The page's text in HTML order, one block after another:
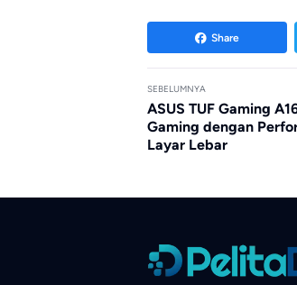
Share
SEBELUMNYA
ASUS TUF Gaming
Gaming dengan
Layar Lebar